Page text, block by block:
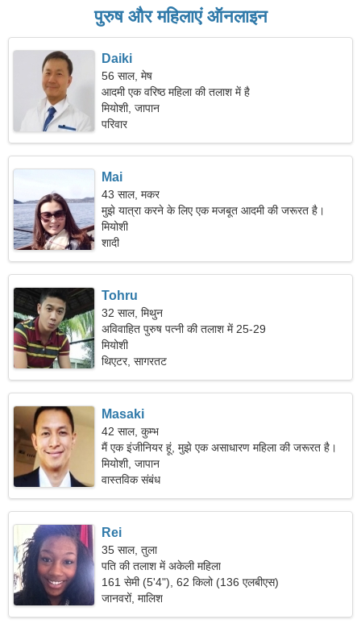
पुरुष और महिलाएं ऑनलाइन
Daiki
56 साल, मेष
आदमी एक वरिष्ठ महिला की तलाश में है
मियोशी, जापान
परिवार
Mai
43 साल, मकर
मुझे यात्रा करने के लिए एक मजबूत आदमी की जरूरत है।
मियोशी
शादी
Tohru
32 साल, मिथुन
अविवाहित पुरुष पत्नी की तलाश में 25-29
मियोशी
थिएटर, सागरतट
Masaki
42 साल, कुम्भ
मैं एक इंजीनियर हूं, मुझे एक असाधारण महिला की जरूरत है।
मियोशी, जापान
वास्तविक संबंध
Rei
35 साल, तुला
पति की तलाश में अकेली महिला
161 सेमी (5'4"), 62 किलो (136 एलबीएस)
जानवरों, मालिश